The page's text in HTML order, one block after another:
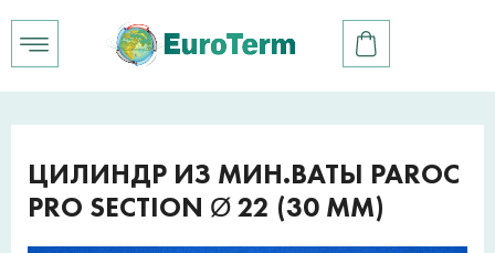
ЦИЛИНДР ИЗ МИН.ВАТЫ PAROC
PRO SECTION Ø 22 (30 ММ)